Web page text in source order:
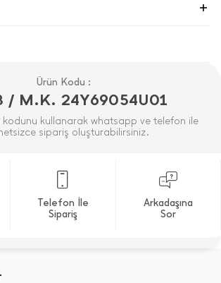
Ürün Kodu :
/ M.K. 24Y69054U01
kodunu kullanarak whatsapp ve telefon ile
sipariş oluşturabilirsiniz.
Telefon İle
Sipariş
Arkadaşına
Sor